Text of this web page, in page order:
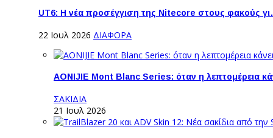
UT6: H νέα προσέγγιση της Nitecore στους φακούς
22 Ιουλ 2026 ΔΙΑΦΟΡΑ
AONIJIE Mont Blanc Series: όταν η λεπτομέρεια
ΣΑΚΙΔΙΑ
21 Ιουλ 2026